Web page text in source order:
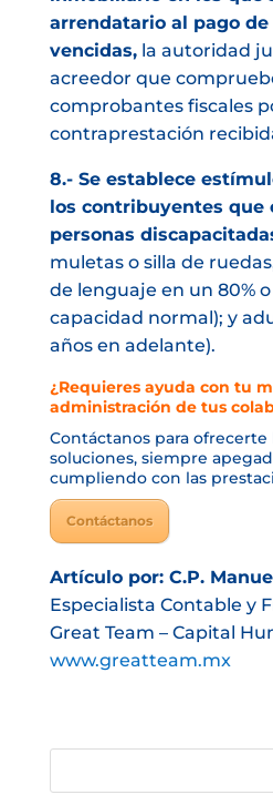
arrendatario al pago
vencidas,la autoridad
acreedor que
comprobantes fiscales
contraprestación
8.- Se establece
los contribuyentes que
personas
muletas o silla de
de lenguaje en un 80%
capacidad normal); y
años en adelante).
¿Requieres ayuda con tu
administración de tus
Contáctanos para ofrecerte
soluciones, siempre
cumpliendo con las
Contáctanos
Artículo por: C.P.
Especialista Contable y
Great Team – Capital
www.greatteam.mx